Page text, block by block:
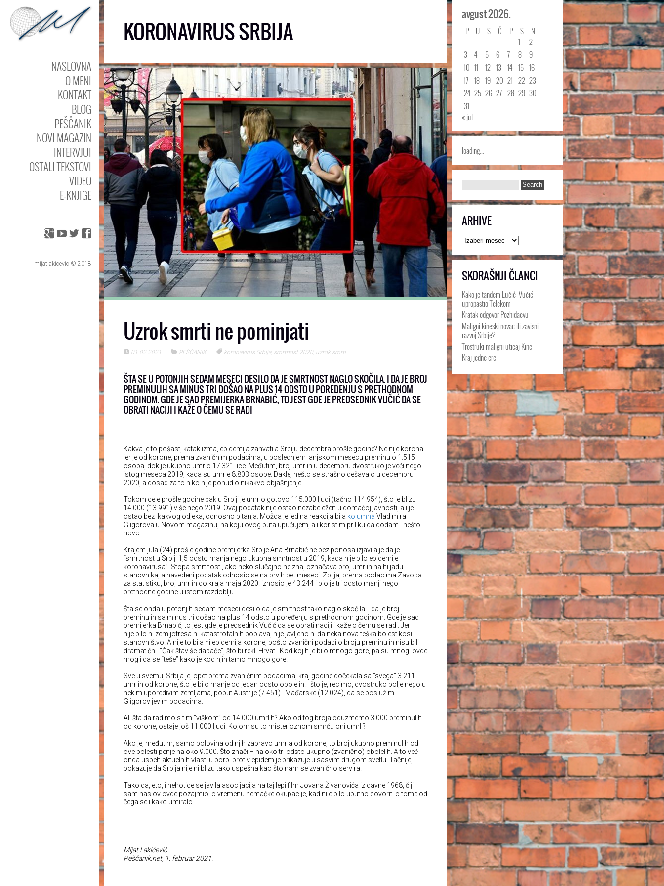
NASLOVNA
O MENI
KONTAKT
BLOG
PEŠČANIK
NOVI MAGAZIN
INTERVJUI
OSTALI TEKSTOVI
VIDEO
E-KNJIGE
mijatlakicevic © 2018
KORONAVIRUS SRBIJA
Uzrok smrti ne pominjati
01.02.2021 PEŠČANIK koronavirus Srbija, smrtnost 2020, uzrok smrti
ŠTA SE U POTONJIH SEDAM MESECI DESILO DA JE SMRTNOST NAGLO SKOČILA. I DA JE BROJ
PREMINULIH SA MINUS TRI DOŠAO NA PLUS 14 ODSTO U POREĐENJU S PRETHODNOM
GODINOM. GDE JE SAD PREMIJERKA BRNABIĆ, TO JEST GDE JE PREDSEDNIK VUČIĆ DA SE
OBRATI NACIJI I KAŽE O ČEMU SE RADI
Kakva je to pošast, kataklizma, epidemija zahvatila Srbiju decembra prošle godine? Ne nije korona
jer je od korone, prema zvaničnim podacima, u poslednjem lanjskom mesecu preminulo 1.515
osoba, dok je ukupno umrlo 17.321 lice. Međutim, broj umrlih u decembru dvostruko je veći nego
istog meseca 2019, kada su umrle 8.803 osobe. Dakle, nešto se strašno dešavalo u decembru
2020, a dosad za to niko nije ponudio nikakvo objašnjenje.
Tokom cele prošle godine pak u Srbiji je umrlo gotovo 115.000 ljudi (tačno 114.954), što je blizu
14.000 (13.991) više nego 2019. Ovaj podatak nije ostao nezabeležen u domaćoj javnosti, ali je
ostao bez ikakvog odjeka, odnosno pitanja. Možda je jedina reakcija bila kolumna Vladimira
Gligorova u Novom magazinu, na koju ovog puta upućujem, ali koristim priliku da dodam i nešto
novo.
Krajem jula (24) prošle godine premijerka Srbije Ana Brnabić ne bez ponosa izjavila je da je
“smrtnost u Srbiji 1,5 odsto manja nego ukupna smrtnost u 2019, kada nije bilo epidemije
koronavirusa”. Stopa smrtnosti, ako neko slučajno ne zna, označava broj umrlih na hiljadu
stanovnika, a navedeni podatak odnosio se na prvih pet meseci. Zbilja, prema podacima Zavoda
za statistiku, broj umrlih do kraja maja 2020. iznosio je 43.244 i bio je tri odsto manji nego
prethodne godine u istom razdoblju.
Šta se onda u potonjih sedam meseci desilo da je smrtnost tako naglo skočila. I da je broj
preminulih sa minus tri došao na plus 14 odsto u poređenju s prethodnom godinom. Gde je sad
premijerka Brnabić, to jest gde je predsednik Vučić da se obrati naciji i kaže o čemu se radi. Jer –
nije bilo ni zemljotresa ni katastrofalnih poplava, nije javljeno ni da neka nova teška bolest kosi
stanovništvo. A nije to bila ni epidemija korone, pošto zvanični podaci o broju preminulih nisu bili
dramatični. “Čak štaviše dapače”, što bi rekli Hrvati. Kod kojih je bilo mnogo gore, pa su mnogi ovde
mogli da se “teše” kako je kod njih tamo mnogo gore.
Sve u svemu, Srbija je, opet prema zvaničnim podacima, kraj godine dočekala sa “svega” 3.211
umrlih od korone, što je bilo manje od jedan odsto obolelih. I što je, recimo, dvostruko bolje nego u
nekim uporedivim zemljama, poput Austrije (7.451) i Mađarske (12.024), da se poslužim
Gligorovljevim podacima.
Ali šta da radimo s tim “viškom” od 14.000 umrlih? Ako od tog broja oduzmemo 3.000 preminulih
od korone, ostaje još 11.000 ljudi. Kojom su to misterioznom smrću oni umrli?
Ako je, međutim, samo polovina od njih zapravo umrla od korone, to broj ukupno preminulih od
ove bolesti penje na oko 9.000. Što znači – na oko tri odsto ukupno (zvanično) obolelih. A to već
onda uspeh aktuelnih vlasti u borbi protiv epidemije prikazuje u sasvim drugom svetlu. Tačnije,
pokazuje da Srbija nije ni blizu tako uspešna kao što nam se zvanično servira.
Tako da, eto, i nehotice se javila asocijacija na taj lepi film Jovana Živanovića iz davne 1968, čiji
sam naslov ovde pozajmio, o vremenu nemačke okupacije, kad nije bilo uputno govoriti o tome od
čega se i kako umiralo.
Mijat Lakićević
Peščanik.net, 1. februar 2021.
avgust 2026.
P U S Č P S
N
1
2
3
4 5 6 7 8
9
10 11 12 13 14 15 16
17 18 19 20 21 22 23
24 25 26 27 28 29 30
31
« jul
loading...
ARHIVE
Arhive
SKORAŠNJI ČLANCI
Kako je tandem Lučić–Vučić
upropastio Telekom
Kratak odgovor Pozhidaevu
Maligni kineski novac ili zavisni
razvoj Srbije?
Trostruki maligni uticaj Kine
Kraj jedne ere